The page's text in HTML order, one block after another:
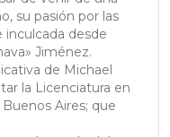
su pasión por las
inculcada desde
Jiménez.
de Michael
la Licenciatura en
Aires; que